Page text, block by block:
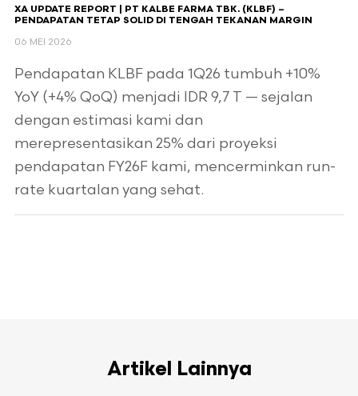
XA UPDATE REPORT | PT KALBE FARMA TBK. (KLBF) –
PENDAPATAN TETAP SOLID DI TENGAH TEKANAN MARGIN
06 MEI 2026
Pendapatan KLBF pada 1Q26 tumbuh +10%
YoY (+4% QoQ) menjadi IDR 9,7 T — sejalan
dengan estimasi kami dan
merepresentasikan 25% dari proyeksi
pendapatan FY26F kami, mencerminkan run-
rate kuartalan yang sehat.
Artikel Lainnya